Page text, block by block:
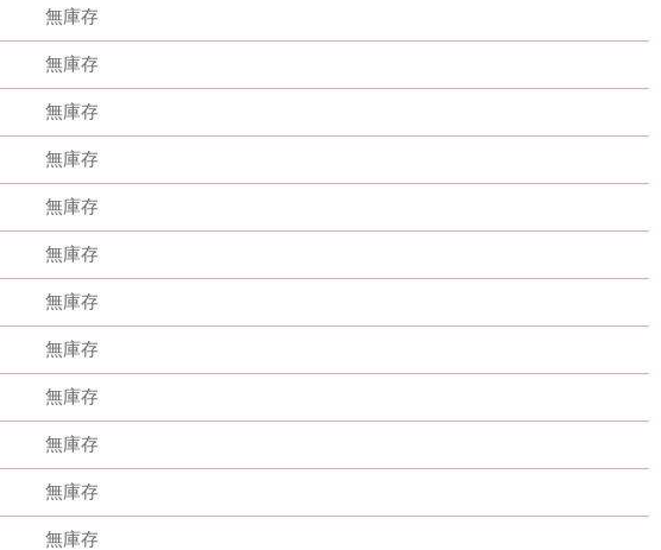
無庫存
無庫存
無庫存
無庫存
無庫存
無庫存
無庫存
無庫存
無庫存
無庫存
無庫存
無庫存